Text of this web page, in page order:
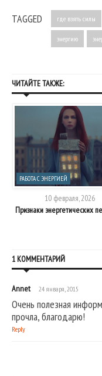
TAGGED где взять силы
энергию
ЧИТАЙТЕ ТАКЖЕ:
РАБОТА С ЭНЕРГИЕЙ
10 февраля, 2026
Признаки энергетических
1 КОММЕНТАРИЙ
Annet 24 января, 2015
Очень полезная
прочла, благодарю!
Reply